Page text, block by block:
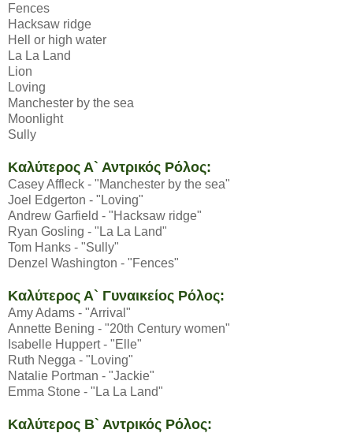
Fences
Hacksaw ridge
Hell or high water
La La Land
Lion
Loving
Manchester by the sea
Moonlight
Sully
Καλύτερος Α` Αντρικός Ρόλος:
Casey Affleck - "Manchester by the sea"
Joel Edgerton - "Loving"
Andrew Garfield - "Hacksaw ridge"
Ryan Gosling - "La La Land"
Tom Hanks - "Sully"
Denzel Washington - "Fences"
Καλύτερος Α` Γυναικείος Ρόλος:
Amy Adams - "Arrival"
Annette Bening - "20th Century women"
Isabelle Huppert - "Elle"
Ruth Negga - "Loving"
Natalie Portman - "Jackie"
Emma Stone - "La La Land"
Καλύτερος Β` Αντρικός Ρόλος: